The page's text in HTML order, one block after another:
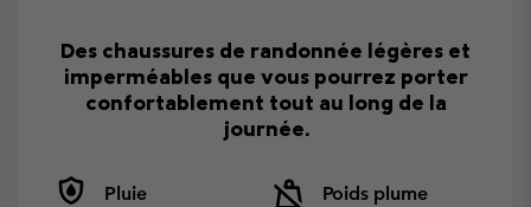
Des chaussures de randonnée légères et
imperméables que vous pourrez porter
confortablement tout au long de la
journée.
Pluie Poids plume